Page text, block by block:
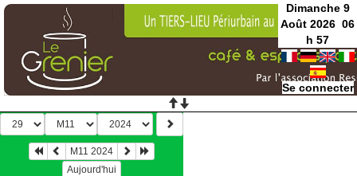
Dimanche 9
Août 2026 06
h57
Se connecter
M11 2024
Aujourd'hui